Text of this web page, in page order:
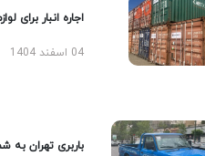
اجاره انبار برای
04 اسفند 1404
باربری تهران به